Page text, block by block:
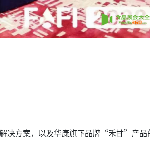
决方案，以及华康旗下品牌“禾甘”产品